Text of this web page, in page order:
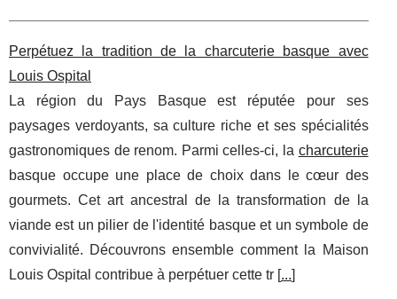
Perpétuez la tradition de la charcuterie basque avec
Louis Ospital
La région du Pays Basque est réputée pour ses
paysages verdoyants, sa culture riche et ses spécialités
gastronomiques de renom. Parmi celles-ci, la charcuterie
basque occupe une place de choix dans le cœur des
gourmets. Cet art ancestral de la transformation de la
viande est un pilier de l'identité basque et un symbole de
convivialité. Découvrons ensemble comment la Maison
Louis Ospital contribue à perpétuer cette tr [...]